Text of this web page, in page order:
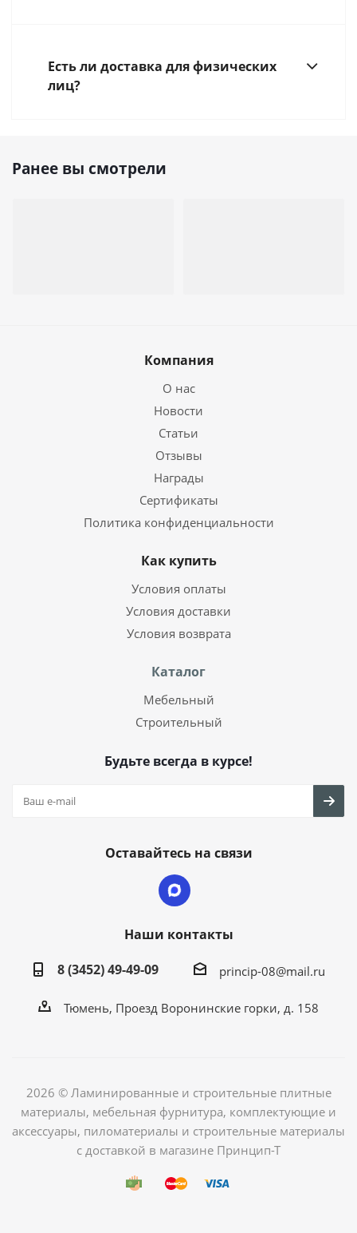
Есть ли доставка для физических
лиц?
Ранее вы смотрели
Компания
О нас
Новости
Статьи
Отзывы
Награды
Сертификаты
Политика конфиденциальности
Как купить
Условия оплаты
Условия доставки
Условия возврата
Каталог
Мебельный
Строительный
Будьте всегда в курсе!
Оставайтесь на связи
Наши контакты
8 (3452) 49-49-09
princip-08@mail.ru
Тюмень, Проезд Воронинские горки, д. 158
2026 © Ламинированные и строительные плитные
материалы, мебельная фурнитура, комплектующие и
аксессуары, пиломатериалы и строительные материалы
с доставкой в магазине Принцип-Т